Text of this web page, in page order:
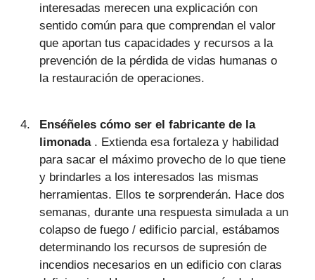
interesadas merecen una explicación con
sentido común para que comprendan el valor
que aportan tus capacidades y recursos a la
prevención de la pérdida de vidas humanas o
la restauración de operaciones.
Enséñeles cómo ser el fabricante de la
limonada . Extienda esa fortaleza y habilidad
para sacar el máximo provecho de lo que tiene
y brindarles a los interesados las mismas
herramientas. Ellos te sorprenderán. Hace dos
semanas, durante una respuesta simulada a un
colapso de fuego / edificio parcial, estábamos
determinando los recursos de supresión de
incendios necesarios en un edificio con claras